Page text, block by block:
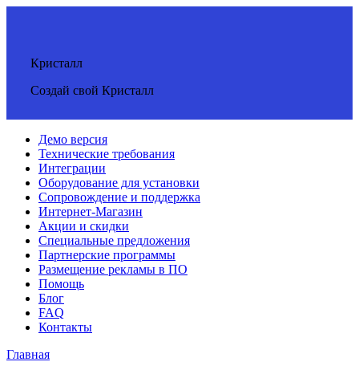
Кристалл
Создай свой Кристалл
Демо версия
Технические требования
Интеграции
Оборудование для установки
Сопровождение и поддержка
Интернет-Магазин
Акции и скидки
Специальные предложения
Партнерские программы
Размещение рекламы в ПО
Помощь
Блог
FAQ
Контакты
Главная